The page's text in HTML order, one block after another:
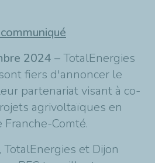
2024 – TotalEnergies
fiers d'annoncer le
partenariat visant à co-
agrivoltaïques en
Comté.
et Dijon